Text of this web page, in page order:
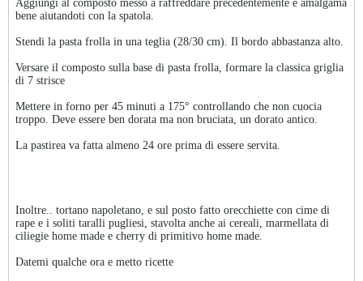
Aggiungi al composto messo a raffreddare precedentemente e amalgama
bene aiutandoti con la spatola.
Stendi la pasta frolla in una teglia (28/30 cm). Il bordo abbastanza alto.
Versare il composto sulla base di pasta frolla, formare la classica griglia
di 7 strisce
Mettere in forno per 45 minuti a 175° controllando che non cuocia
troppo. Deve essere ben dorata ma non bruciata, un dorato antico.
La pastirea va fatta almeno 24 ore prima di essere servita.
Inoltre.. tortano napoletano, e sul posto fatto orecchiette con cime di
rape e i soliti taralli pugliesi, stavolta anche ai cereali, marmellata di
ciliegie home made e cherry di primitivo home made.
Datemi qualche ora e metto ricette